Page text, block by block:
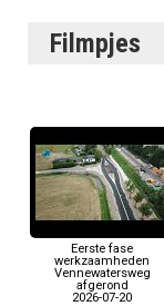
Filmpjes
Eerste fase
werkzaamheden
Vennewatersweg
afgerond
2026-07-20